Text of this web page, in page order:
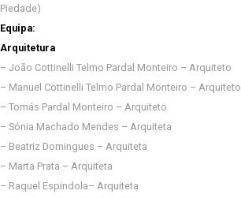
Piedade)
Equipa:
Arquitetura
– João Cottinelli Telmo Pardal Monteiro – Arquiteto
– Manuel Cottinelli Telmo Pardal Monteiro – Arquiteto
– Tomás Pardal Monteiro – Arquiteto
– Sónia Machado Mendes – Arquiteta
– Beatriz Domingues – Arquiteta
– Marta Prata – Arquiteta
– Raquel Espindola– Arquiteta